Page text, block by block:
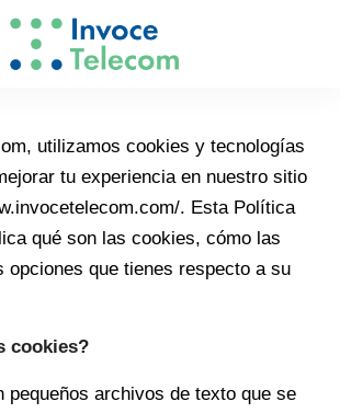
utilizamos cookies y tecnologías
tu experiencia en nuestro sitio
. Esta Política
qué son las cookies, cómo las
opciones que tienes respecto a su
cookies?
pequeños archivos de texto que se